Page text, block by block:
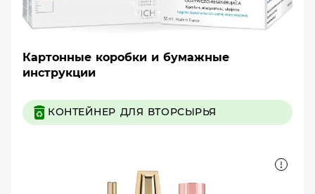
Картонные коробки и бумажные
инструкции
КОНТЕЙНЕР ДЛЯ ВТОРСЫРЬЯ